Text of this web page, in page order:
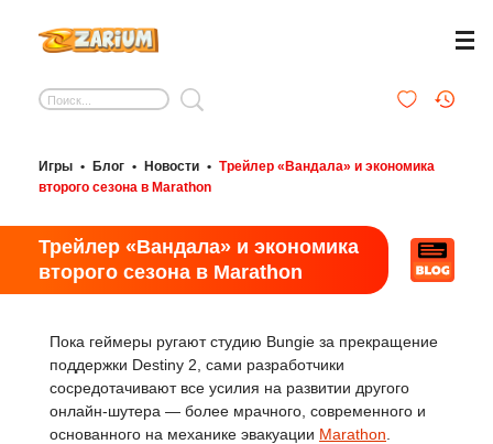
Игры • Блог • Новости • Трейлер «Вандала» и экономика
второго сезона в Marathon
Трейлер «Вандала» и экономика
второго сезона в Marathon
Пока геймеры ругают студию Bungie за прекращение
поддержки Destiny 2, сами разработчики
сосредотачивают все усилия на развитии другого
онлайн-шутера — более мрачного, современного и
основанного на механике эвакуации Marathon